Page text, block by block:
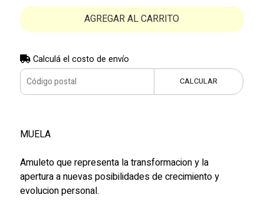
AGREGAR AL CARRITO
Calculá el costo de envío
CALCULAR
MUELA
Amuleto que representa la transformacion y la
apertura a nuevas posibilidades de crecimiento y
evolucion personal.